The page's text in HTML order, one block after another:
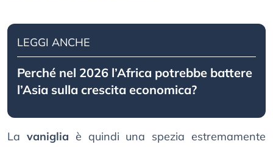
LEGGI ANCHE
Perché nel 2026 l’Africa potrebbe battere
l’Asia sulla crescita economica?
La vaniglia è quindi una spezia estremamente